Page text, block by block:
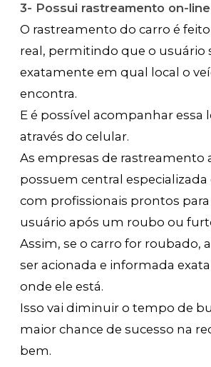
3- Possui rastreamento on-line
O rastreamento do carro é
real, permitindo que o usuário
exatamente em qual local o
encontra.
E é possível acompanhar essa
através do celular.
As empresas de rastreamento
possuem central especializada
com profissionais prontos
usuário após um roubo ou
Assim, se o carro for roubado,
ser acionada e informada
onde ele está.
Isso vai diminuir o tempo de
maior chance de sucesso na
bem.